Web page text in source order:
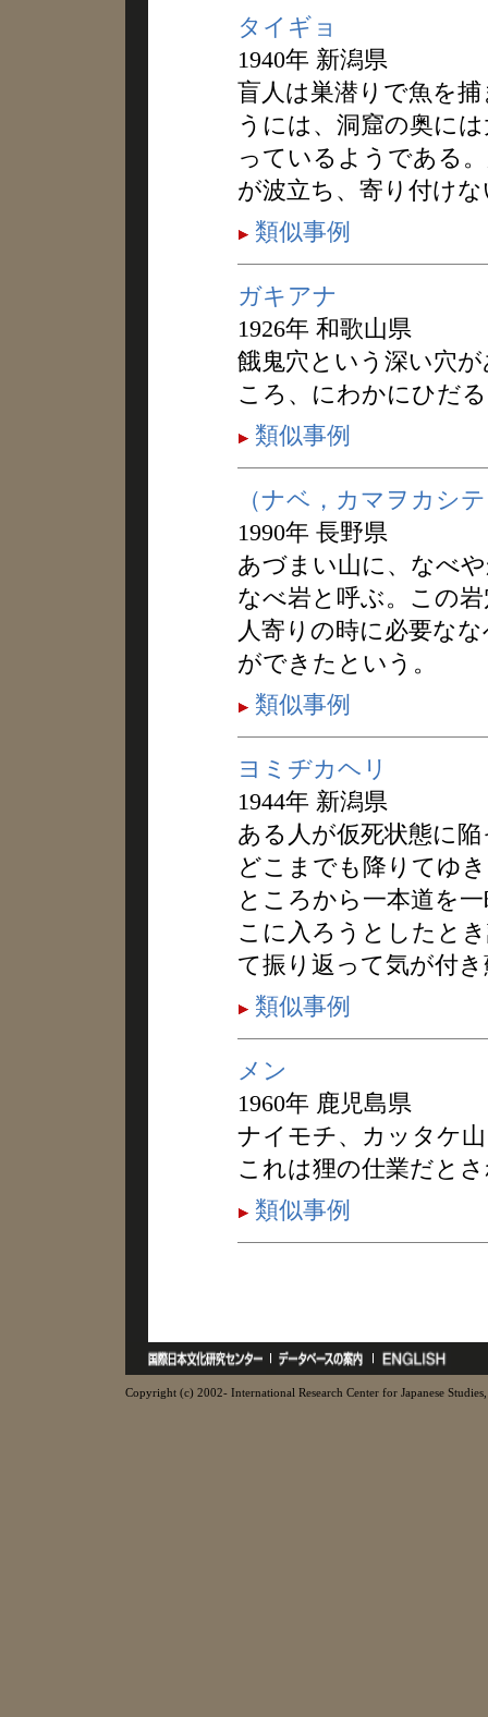
タイギョ
1940年 新潟県
盲人は巣潜りで魚を
うには、洞窟の奥に
っているようである
が波立ち、寄り付け
類似事例
ガキアナ
1926年 和歌山県
餓鬼穴という深い穴
ころ、にわかにひだ
類似事例
（ナベ，カマヲカシ
1990年 長野県
あづまい山に、なべ
なべ岩と呼ぶ。この
人寄りの時に必要な
ができたという。
類似事例
ヨミヂカヘリ
1944年 新潟県
ある人が仮死状態に
どこまでも降りてゆ
ところから一本道を
こに入ろうとしたと
て振り返って気が付
類似事例
メン
1960年 鹿児島県
ナイモチ、カッタケ
これは狸の仕業だと
類似事例
Copyright (c) 2002- International Research Center for Japanese